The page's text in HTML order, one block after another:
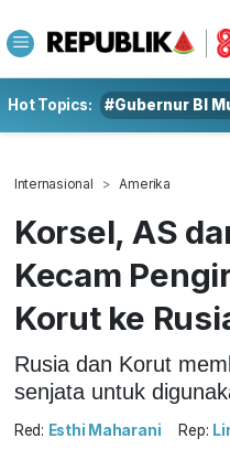
Hot Topics: #Gubernur BI
Internasional Amerika
Korsel, AS
Kecam
Korut ke
Rusia dan Korut
senjata untuk
Red: Esthi Maharani Rep: